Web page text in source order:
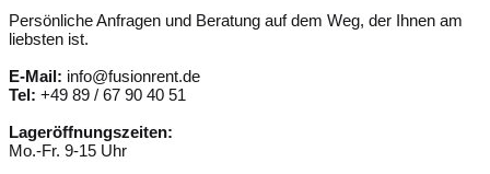
Persönliche Anfragen und Beratung auf dem Weg, der Ihnen am
liebsten ist.
E-Mail: info@fusionrent.de
Tel: +49 89 / 67 90 40 51
Lageröffnungszeiten:
Mo.-Fr. 9-15 Uhr